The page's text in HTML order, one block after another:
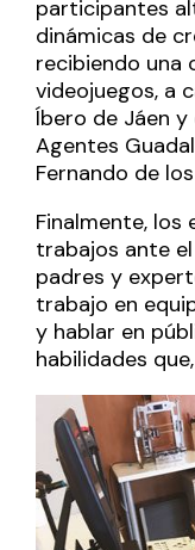
participantes
dinámicas de
recibiendo una
videojuegos, a
Íbero de Jáen
Agentes
Fernando de
Finalmente, los
trabajos ante
padres y
trabajo en
y hablar en
habilidades